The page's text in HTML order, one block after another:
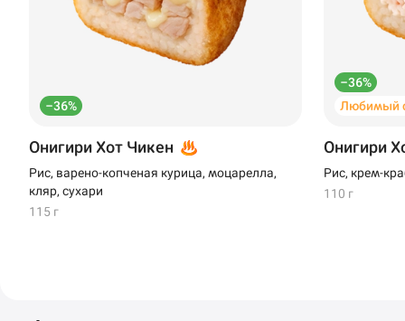
–36%
Онигири Хот Чикен
Рис, варено-копченая курица, моцарелла,
кляр, сухари
115 г
–36%
Любимый
Онигири
Рис, крем-
110 г